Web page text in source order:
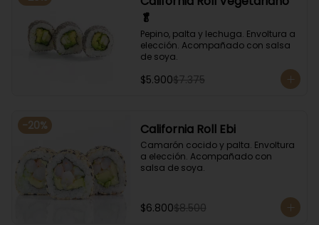
🥬
Pepino, palta y lechuga. Envoltura a
elección. Acompañado con salsa
de soya.
$5.900$7.375
-20% California Roll Ebi
Camarón cocido y palta. Envoltura
a elección. Acompañado con
salsa de soya.
$6.800$8.500